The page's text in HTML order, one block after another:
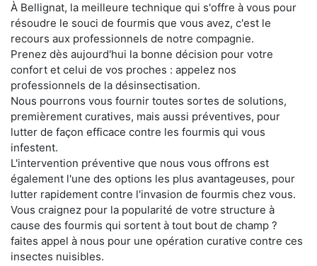
À Bellignat, la meilleure technique qui s'offre à vous pour
résoudre le souci de fourmis que vous avez, c'est le
recours aux professionnels de notre compagnie.
Prenez dès aujourd'hui la bonne décision pour votre
confort et celui de vos proches : appelez nos
professionnels de la désinsectisation.
Nous pourrons vous fournir toutes sortes de solutions,
premièrement curatives, mais aussi préventives, pour
lutter de façon efficace contre les fourmis qui vous
infestent.
L'intervention préventive que nous vous offrons est
également l'une des options les plus avantageuses, pour
lutter rapidement contre l'invasion de fourmis chez vous.
Vous craignez pour la popularité de votre structure à
cause des fourmis qui sortent à tout bout de champ ?
faites appel à nous pour une opération curative contre ces
insectes nuisibles.